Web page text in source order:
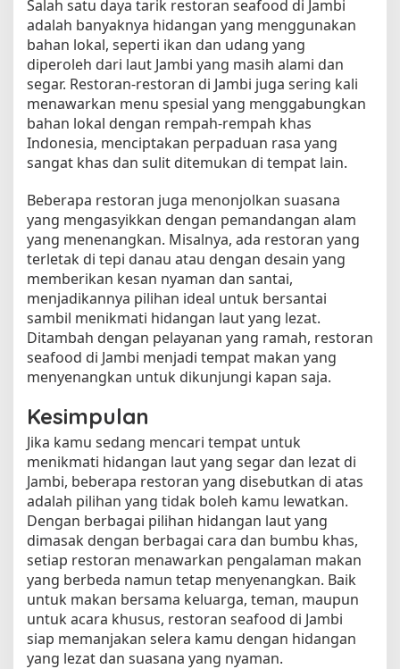
Salah satu daya tarik restoran seafood di Jambi
adalah banyaknya hidangan yang menggunakan
bahan lokal, seperti ikan dan udang yang
diperoleh dari laut Jambi yang masih alami dan
segar. Restoran-restoran di Jambi juga sering kali
menawarkan menu spesial yang menggabungkan
bahan lokal dengan rempah-rempah khas
Indonesia, menciptakan perpaduan rasa yang
sangat khas dan sulit ditemukan di tempat lain.
Beberapa restoran juga menonjolkan suasana
yang mengasyikkan dengan pemandangan alam
yang menenangkan. Misalnya, ada restoran yang
terletak di tepi danau atau dengan desain yang
memberikan kesan nyaman dan santai,
menjadikannya pilihan ideal untuk bersantai
sambil menikmati hidangan laut yang lezat.
Ditambah dengan pelayanan yang ramah, restoran
seafood di Jambi menjadi tempat makan yang
menyenangkan untuk dikunjungi kapan saja.
Kesimpulan
Jika kamu sedang mencari tempat untuk
menikmati hidangan laut yang segar dan lezat di
Jambi, beberapa restoran yang disebutkan di atas
adalah pilihan yang tidak boleh kamu lewatkan.
Dengan berbagai pilihan hidangan laut yang
dimasak dengan berbagai cara dan bumbu khas,
setiap restoran menawarkan pengalaman makan
yang berbeda namun tetap menyenangkan. Baik
untuk makan bersama keluarga, teman, maupun
untuk acara khusus, restoran seafood di Jambi
siap memanjakan selera kamu dengan hidangan
yang lezat dan suasana yang nyaman.